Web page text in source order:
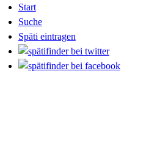
Start
Suche
Späti eintragen